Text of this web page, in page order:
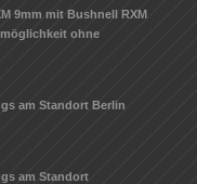
9mm mit Bushnell RXM
ohne
am Standort Berlin
am Standort